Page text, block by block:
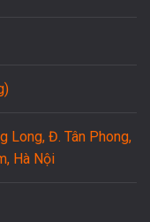
Long, Đ. Tân Phong,
Hà Nội